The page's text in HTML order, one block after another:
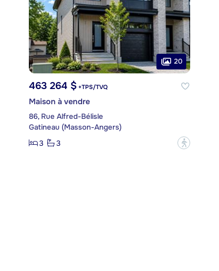
20
463 264 $ +TPS/TVQ
Maison à vendre
86, Rue Alfred-Bélisle
Gatineau (Masson-Angers)
3
3 ?